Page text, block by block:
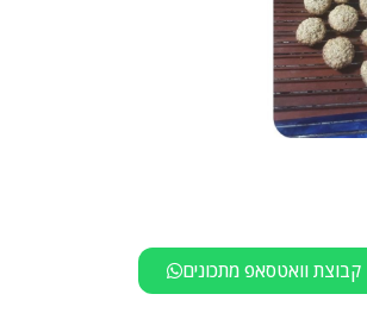
קבוצת וואטסאפ מתכונים